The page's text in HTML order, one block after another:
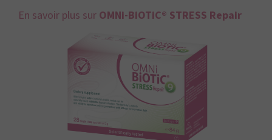
En savoir plus sur OMNi-BiOTiC® STRESS Repair